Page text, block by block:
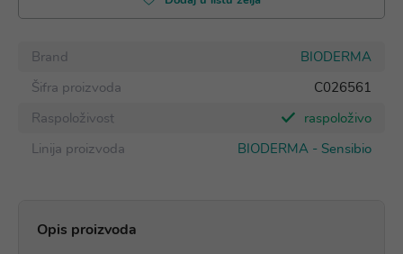
Brand
BIODERMA
Šifra proizvoda
C026561
Raspoloživost
raspoloživo
Linija proizvoda
BIODERMA - Sensibio
Opis proizvoda